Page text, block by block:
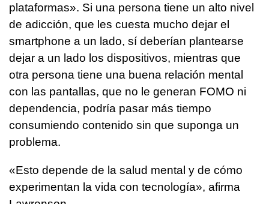
plataformas». Si una persona tiene un alto nivel
de adicción, que les cuesta mucho dejar el
smartphone a un lado, sí deberían plantearse
dejar a un lado los dispositivos, mientras que
otra persona tiene una buena relación mental
con las pantallas, que no le generan FOMO ni
dependencia, podría pasar más tiempo
consumiendo contenido sin que suponga un
problema.
«Esto depende de la salud mental y de cómo
experimentan la vida con tecnología», afirma